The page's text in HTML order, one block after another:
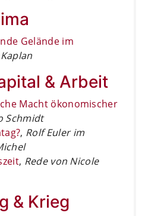
Gelände im
& Arbeit
Macht ökonomischer
Schmidt
, Rolf Euler im
, Rede von Nicole
& Krieg